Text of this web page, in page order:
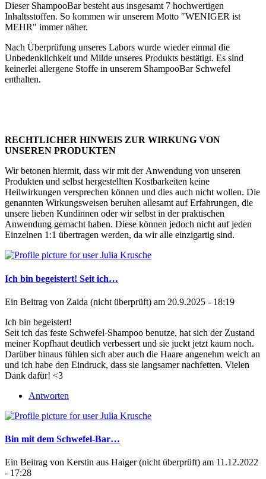
Dieser ShampooBar besteht aus insgesamt 7 hochwertigen
Inhaltsstoffen. So kommen wir unserem Motto "WENIGER ist
MEHR" immer näher.
Nach Überprüfung unseres Labors wurde wieder einmal die
Unbedenklichkeit und Milde unseres Produkts bestätigt. Es sind
keinerlei allergene Stoffe in unserem ShampooBar Schwefel
enthalten.
RECHTLICHER HINWEIS ZUR WIRKUNG VON
UNSEREN PRODUKTEN
Wir betonen hiermit, dass wir mit der Anwendung von unseren
Produkten und selbst hergestellten Kostbarkeiten keine
Heilwirkungen versprechen können und dies auch nicht wollen. Die
genannten Wirkungsweisen beruhen allesamt auf Erfahrungen, die
unsere lieben Kundinnen oder wir selbst in der praktischen
Anwendung gemacht haben. Diese können jedoch nicht auf jeden
Einzelnen 1:1 übertragen werden, da wir alle einzigartig sind.
Ich bin begeistert! Seit ich…
Ein Beitrag von Zaida (nicht überprüft) am 20.9.2025 - 18:19
Ich bin begeistert!
Seit ich das feste Schwefel-Shampoo benutze, hat sich der Zustand
meiner Kopfhaut deutlich verbessert und sie juckt jetzt kaum noch.
Darüber hinaus fühlen sich aber auch die Haare angenehm weich an
und ich habe den Eindruck, dass sie langsamer nachfetten. Vielen
Dank dafür! <3
Antworten
Bin mit dem Schwefel-Bar…
Ein Beitrag von Kerstin aus Haiger (nicht überprüft) am 11.12.2022
- 17:28